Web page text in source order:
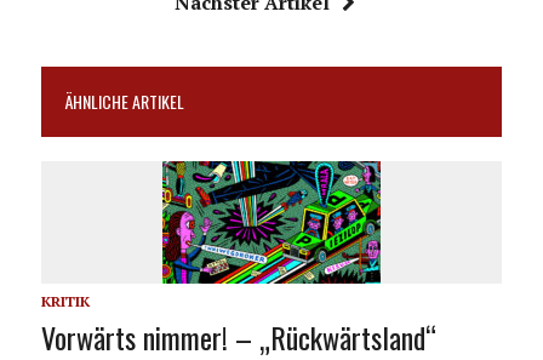
ÄHNLICHE ARTIKEL
KRITIK
Vorwärts nimmer! – „Rückwärtsland“